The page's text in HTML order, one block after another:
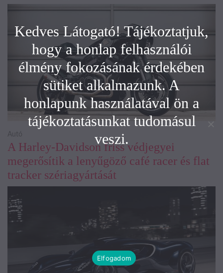
A Harley-Davidson friss védjegyei
megerősítik a lenyűgöző café racer és flat
tracker szériagyártását
Autó
Kedves Látogató! Tájékoztatjuk,
hogy a honlap felhasználói
élmény fokozásának érdekében
sütiket alkalmazunk. A
honlapunk használatával ön a
tájékoztatásunkat tudomásul
veszi.
Elfogadom